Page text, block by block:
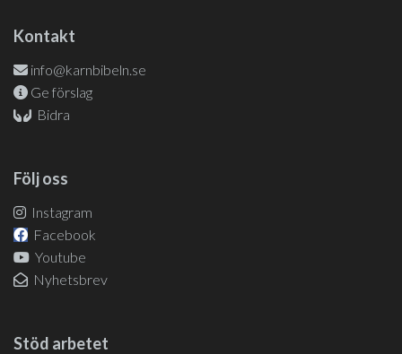
Kontakt
info@karnbibeln.se
Ge förslag
Bidra
Följ oss
Instagram
Facebook
Youtube
Nyhetsbrev
Stöd arbetet